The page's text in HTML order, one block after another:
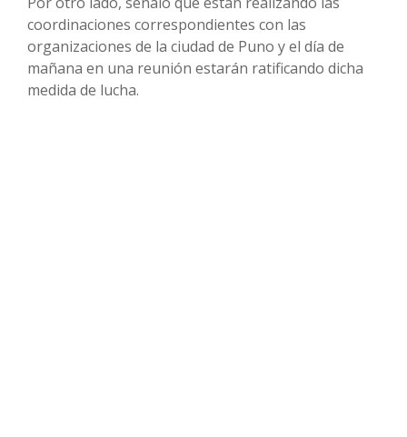
coordinaciones correspondientes con las
organizaciones de la ciudad de Puno y el día de
mañana en una reunión estarán ratificando dicha
medida de lucha.